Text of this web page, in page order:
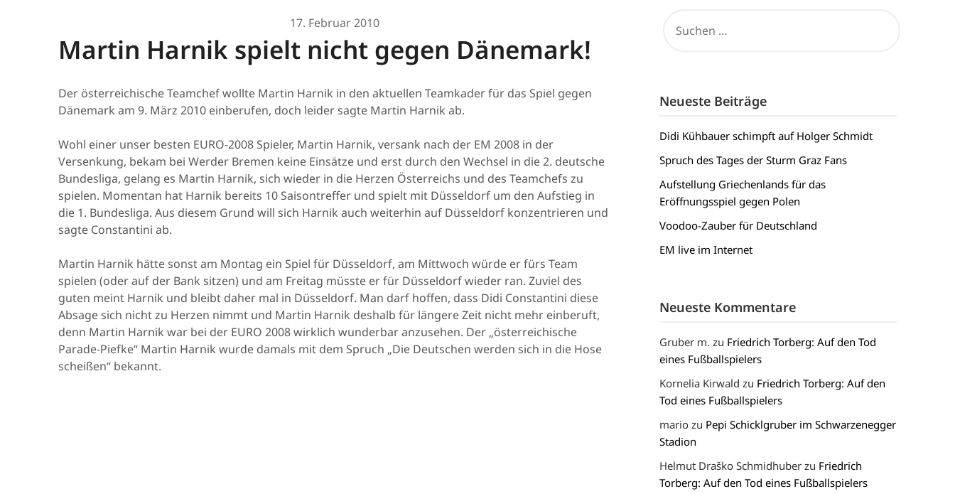
17. Februar 2010
Martin Harnik spielt nicht gegen Dänemark!
Der österreichische Teamchef wollte Martin Harnik in den aktuellen Teamkader für das Spiel gegen
Dänemark am 9. März 2010 einberufen, doch leider sagte Martin Harnik ab.
Wohl einer unser besten EURO-2008 Spieler, Martin Harnik, versank nach der EM 2008 in der
Versenkung, bekam bei Werder Bremen keine Einsätze und erst durch den Wechsel in die 2. deutsche
Bundesliga, gelang es Martin Harnik, sich wieder in die Herzen Österreichs und des Teamchefs zu
spielen. Momentan hat Harnik bereits 10 Saisontreffer und spielt mit Düsseldorf um den Aufstieg in
die 1. Bundesliga. Aus diesem Grund will sich Harnik auch weiterhin auf Düsseldorf konzentrieren und
sagte Constantini ab.
Martin Harnik hätte sonst am Montag ein Spiel für Düsseldorf, am Mittwoch würde er fürs Team
spielen (oder auf der Bank sitzen) und am Freitag müsste er für Düsseldorf wieder ran. Zuviel des
guten meint Harnik und bleibt daher mal in Düsseldorf. Man darf hoffen, dass Didi Constantini diese
Absage sich nicht zu Herzen nimmt und Martin Harnik deshalb für längere Zeit nicht mehr einberuft,
denn Martin Harnik war bei der EURO 2008 wirklich wunderbar anzusehen. Der „österreichische
Parade-Piefke“ Martin Harnik wurde damals mit dem Spruch „Die Deutschen werden sich in die Hose
scheißen“ bekannt.
NACH:
Neueste Beiträge
Didi Kühbauer schimpft auf Holger Schmidt
Spruch des Tages der Sturm Graz Fans
Aufstellung Griechenlands für das
Eröffnungsspiel gegen Polen
Voodoo-Zauber für Deutschland
EM live im Internet
Neueste Kommentare
Gruber m. zu Friedrich Torberg: Auf den Tod
eines Fußballspielers
Kornelia Kirwald zu Friedrich Torberg: Auf den
Tod eines Fußballspielers
mariozu Pepi Schicklgruber im Schwarzenegger
Stadion
Helmut Draško Schmidhuberzu Friedrich
Torberg: Auf den Tod eines Fußballspielers